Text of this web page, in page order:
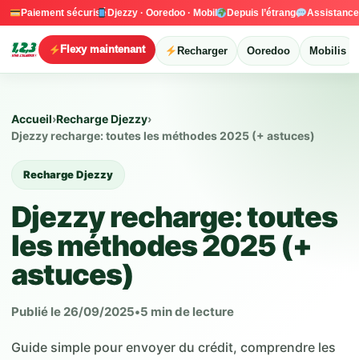
Paiement sécurisé Djezzy · Ooredoo · Mobilis Depuis l’étranger
Recharger Ooredoo Mobilis
Flexy maintenant
Accueil›Recharge Djezzy›
Djezzy recharge: toutes les méthodes 2025 (+ astuces)
Recharge Djezzy
Djezzy recharge: toutes
les méthodes 2025 (+
astuces)
Publié le 26/09/2025•5 min de lecture
Guide simple pour envoyer du crédit, comprendre les